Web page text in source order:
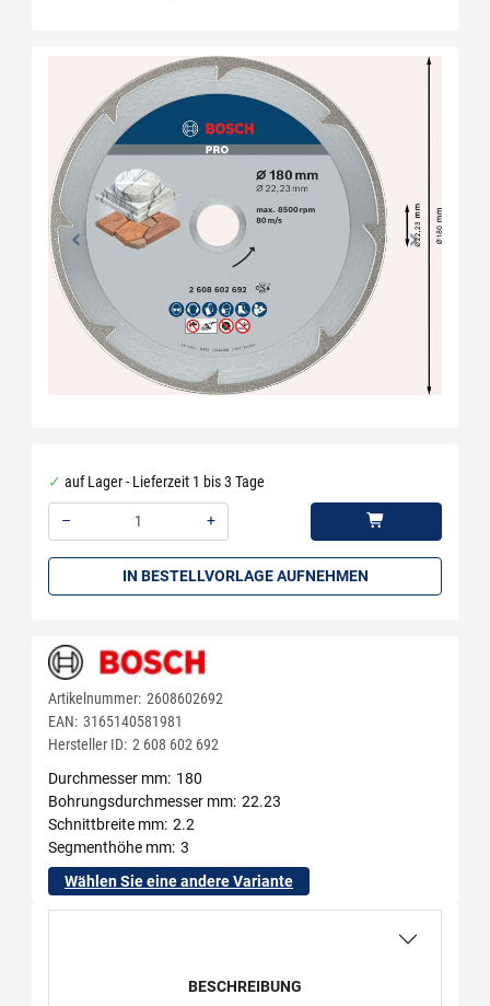
auf Lager - Lieferzeit 1 bis 3 Tage
–
+
IN BESTELLVORLAGE AUFNEHMEN
Artikelnummer: 2608602692
EAN: 3165140581981
Hersteller ID: 2 608 602 692
Durchmesser mm 180
Bohrungsdurchmesser mm 22.23
Schnittbreite mm 2.2
Segmenthöhe mm 3
Wählen Sie eine andere Variante
BESCHREIBUNG